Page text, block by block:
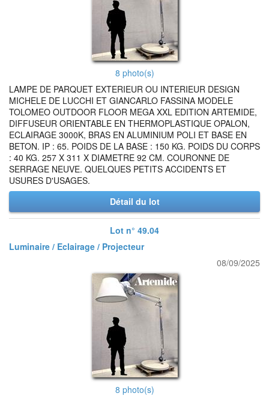
8 photo(s)
LAMPE DE PARQUET EXTERIEUR OU INTERIEUR DESIGN
MICHELE DE LUCCHI ET GIANCARLO FASSINA MODELE
TOLOMEO OUTDOOR FLOOR MEGA XXL EDITION ARTEMIDE,
DIFFUSEUR ORIENTABLE EN THERMOPLASTIQUE OPALON,
ECLAIRAGE 3000K, BRAS EN ALUMINIUM POLI ET BASE EN
BETON. IP : 65. POIDS DE LA BASE : 150 KG. POIDS DU CORPS
: 40 KG. 257 X 311 X DIAMETRE 92 CM. COURONNE DE
SERRAGE NEUVE. QUELQUES PETITS ACCIDENTS ET
USURES D'USAGES.
Détail du lot
Lot n° 49.04
Luminaire / Eclairage / Projecteur
08/09/2025
8 photo(s)